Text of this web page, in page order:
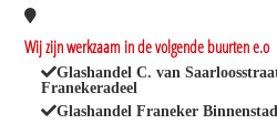
Wij zijn werkzaam in de volgende buurten e.o
Glashandel C. van
Franekeradeel
Glashandel Franeker